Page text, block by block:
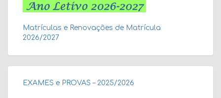
Matrículas e Renovações de Matrícula
2026/2027
EXAMES e PROVAS – 2025/2026